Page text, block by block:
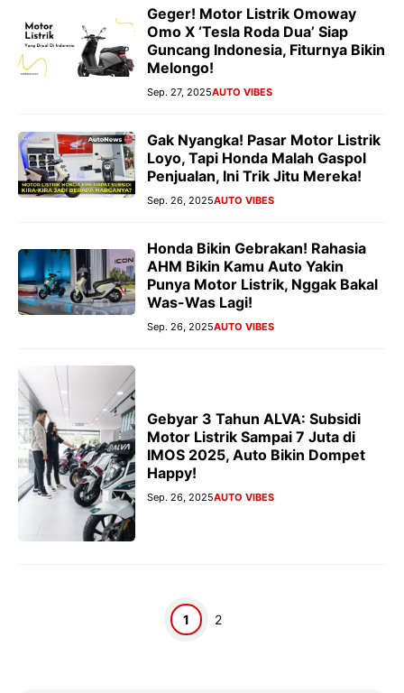
Geger! Motor Listrik Omoway
Omo X ‘Tesla Roda Dua’ Siap
Guncang Indonesia, Fiturnya Bikin
Melongo!
Sep. 27, 2025AUTO VIBES
Gak Nyangka! Pasar Motor Listrik
Loyo, Tapi Honda Malah Gaspol
Penjualan, Ini Trik Jitu Mereka!
Sep. 26, 2025AUTO VIBES
Honda Bikin Gebrakan! Rahasia
AHM Bikin Kamu Auto Yakin
Punya Motor Listrik, Nggak Bakal
Was-Was Lagi!
Sep. 26, 2025AUTO VIBES
Gebyar 3 Tahun ALVA: Subsidi
Motor Listrik Sampai 7 Juta di
IMOS 2025, Auto Bikin Dompet
Happy!
Sep. 26, 2025AUTO VIBES
Halaman
1 Halaman
2